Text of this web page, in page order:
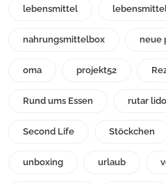
lebensmittel
nahrungsmittelbox neue
oma projekt52
Rund ums Essen rutar lido
Second Life Stöckchen
unboxing urlaub